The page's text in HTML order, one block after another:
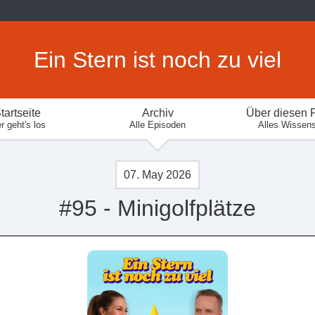
Ein Stern ist noch zu viel
geht's los
Archiv
Alle Episoden
Über diesen
Alles
07. May 2026
#95 - Minigolfplätze